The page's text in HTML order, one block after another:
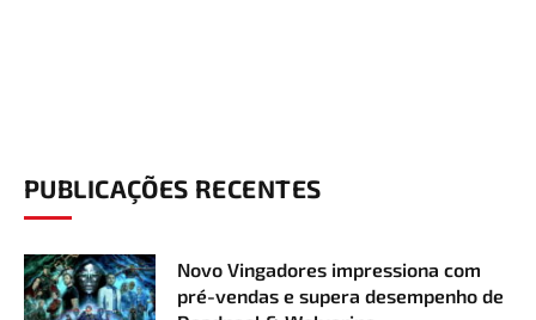
PUBLICAÇÕES RECENTES
Novo Vingadores impressiona com
pré-vendas e supera desempenho de